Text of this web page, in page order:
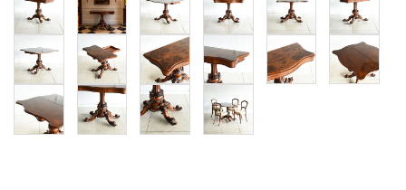
お問い合わせ